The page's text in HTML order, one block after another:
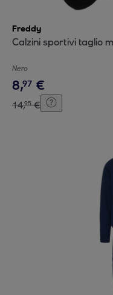
Freddy
Calzini sportivi taglio
Nero
8,97 €
14,95 €